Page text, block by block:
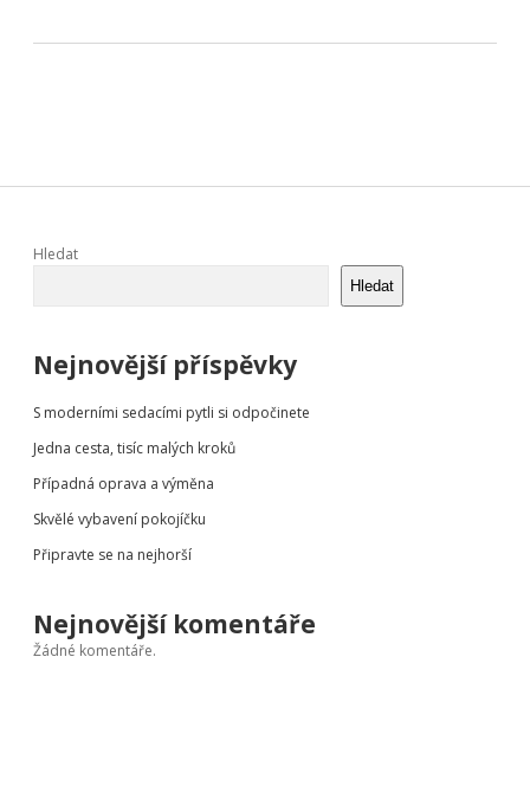
Sidebar
Hledat
Hledat
Nejnovější příspěvky
S moderními sedacími pytli si odpočinete
Jedna cesta, tisíc malých kroků
Případná oprava a výměna
Skvělé vybavení pokojíčku
Připravte se na nejhorší
Nejnovější komentáře
Žádné komentáře.